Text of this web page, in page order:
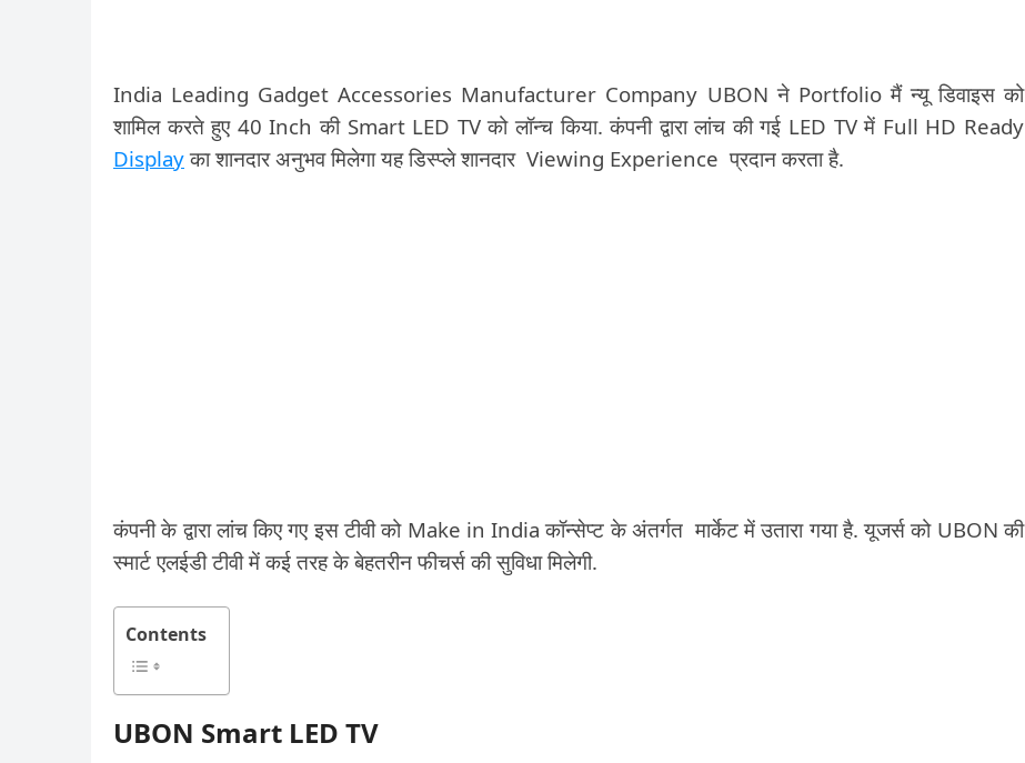
India Leading Gadget Accessories Manufacturer Company UBON ने Portfolio मैं न्यू डिवाइस को
शामिल करते हुए 40 Inch की Smart LED TV को लॉन्च किया. कंपनी द्वारा लांच की गई LED TV में Full HD Ready
Displayका शानदार अनुभव मिलेगा यह डिस्प्ले शानदार Viewing Experience प्रदान करता है.
कंपनी के द्वारा लांच किए गए इस टीवी को Make in India कॉन्सेप्ट के अंतर्गत मार्केट में उतारा गया है. यूजर्स को UBON की
स्मार्ट एलईडी टीवी में कई तरह के बेहतरीन फीचर्स की सुविधा मिलेगी.
Contents
UBON Smart LED TV